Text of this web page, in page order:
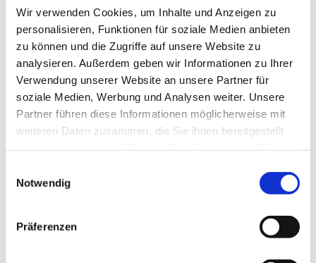
Wir verwenden Cookies, um Inhalte und Anzeigen zu
personalisieren, Funktionen für soziale Medien anbieten
zu können und die Zugriffe auf unsere Website zu
analysieren. Außerdem geben wir Informationen zu Ihrer
Verwendung unserer Website an unsere Partner für
soziale Medien, Werbung und Analysen weiter. Unsere
Partner führen diese Informationen möglicherweise mit
weiteren Daten zusammen, die Sie ihnen bereitgestellt
Notwendig
Präferenzen
Premium Schnelle Bewerbung Denkendorf
Reinigungskraft (m/w/d)
Falke Fabian & Marco GbR
Premium
Premium
3 Wochen